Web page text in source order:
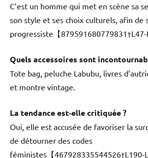
C’est un homme qui met en scène sa
son style et ses choix culturels, afin de
progressiste【879591680779831†L47-
Quels accessoires sont
Tote bag, peluche Labubu, livres
et montre vintage.
La tendance est‑elle critiquée ?
Oui, elle est accusée de favoriser la
de détourner des codes
féministes【467928335544526†L190-